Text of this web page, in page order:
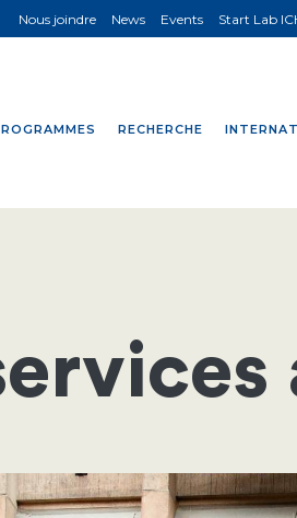
RECHERCHE
Nous joindre News Events Start Lab